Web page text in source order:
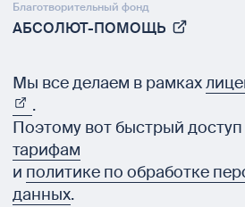
Благотворительный фонд
АБСОЛЮТ-ПОМОЩЬ
Мы все делаем в рамках
.
Поэтому вот быстрый доступ
тарифам
и политике по обработке
данных.